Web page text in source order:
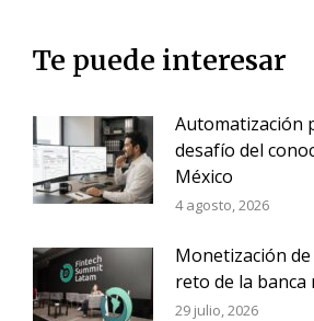
Te puede interesar
Automatización
desafío del
México
4 agosto, 2026
Monetización
reto de la banca
29 julio, 2026